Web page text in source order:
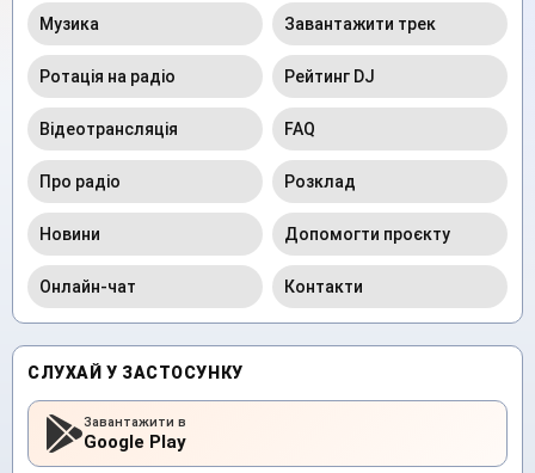
Музика Завантажити трек
Ротація на радіо Рейтинг DJ
Відеотрансляція FAQ
Про радіо Розклад
Новини Допомогти проєкту
Онлайн-чат Контакти
СЛУХАЙ У ЗАСТОСУНКУ
Завантажити в
Google Play